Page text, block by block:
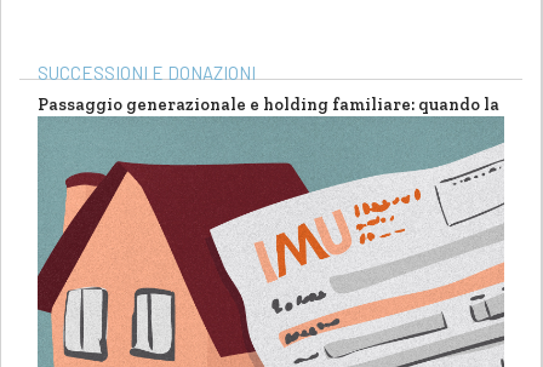
SUCCESSIONI E DONAZIONI
Passaggio generazionale e holding familiare: quando la
riorganizzazione non fa perdere l’agevolazione fiscale
Annalisa Spedicato